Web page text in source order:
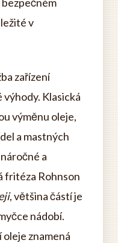
v
zařízení
Klasická
výměnu oleje,
a mastných
a
fritéza Rohnson
, většina částí je
nádobí.
znamená